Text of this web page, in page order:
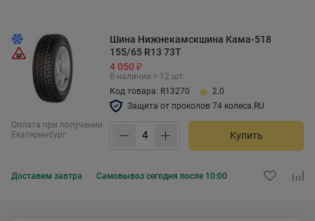
Оплата при получении
Екатеринбург
Шина Нижнекамскшина Кама-518
155/65 R13 73T
4 050 ₽
В наличии > 12 шт.
Код товара: R13270
2.0
Защита от проколов 74 колеса.RU
Купить
Доставим завтра Самовывоз сегодня после 10:00